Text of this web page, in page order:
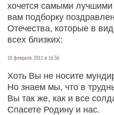
хочется самыми
вам подборку
Отечества, которые в
всех близких:
18 февраля 2011 в 16:36
Хоть Вы не носите
Но знаем мы, что в
Вы так же, как и все
Спасете Родину и нас.